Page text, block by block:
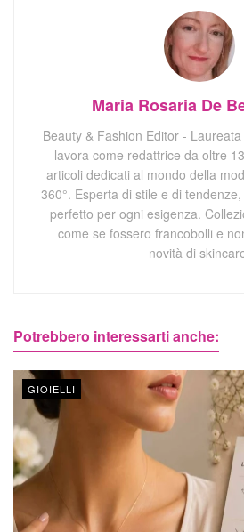
Maria Rosaria De
Beauty & Fashion Editor -
lavora come redattrice da oltre
articoli dedicati al mondo della
360°. Esperta di stile e di
perfetto per ogni esigenza.
come se fossero francobolli e
novità di
Potrebbero interessarti anche:
GIOIELLI